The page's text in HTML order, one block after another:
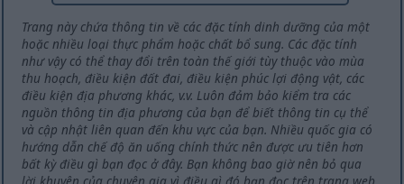
Trang này chứa thông tin về các đặc tính dinh dưỡng của một
hoặc nhiều loại thực phẩm hoặc chất bổ sung. Các đặc tính
như vậy có thể thay đổi trên toàn thế giới tùy thuộc vào mùa
thu hoạch, điều kiện đất đai, điều kiện phúc lợi động vật, các
điều kiện địa phương khác, v.v. Luôn đảm bảo kiểm tra các
nguồn thông tin địa phương của bạn để biết thông tin cụ thể
và cập nhật liên quan đến khu vực của bạn. Nhiều quốc gia có
hướng dẫn chế độ ăn uống chính thức nên được ưu tiên hơn
bất kỳ điều gì bạn đọc ở đây. Bạn không bao giờ nên bỏ qua
lời khuyên của chuyên gia vì điều gì đó bạn đọc trên trang web